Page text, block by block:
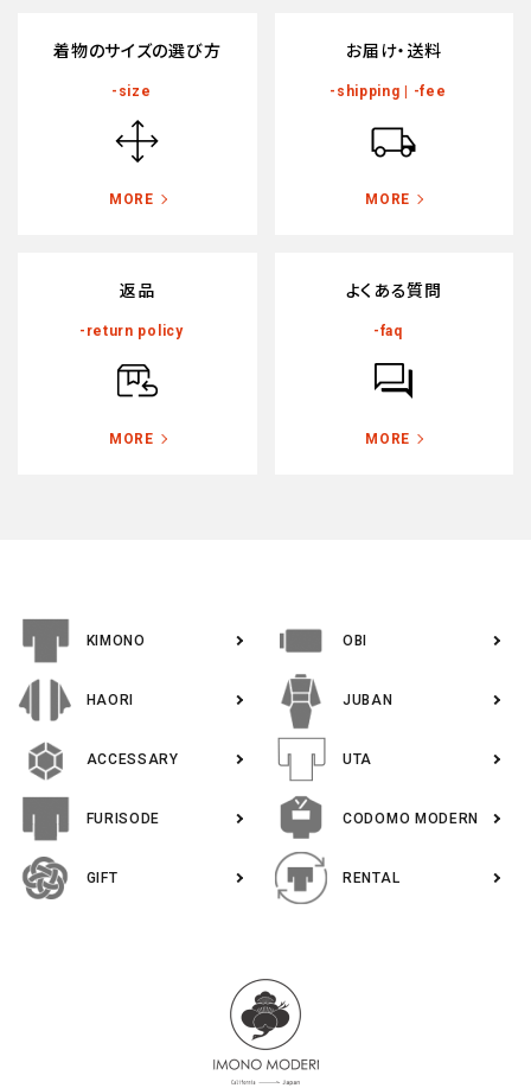
着物のサイズの選び方
-size
MORE
お届け・送料
-shipping | -fee
MORE
返品
-return policy
MORE
よくある質問
-faq
MORE
KIMONO OBI
HAORI JUBAN
ACCESSARY UTA
FURISODE CODOMO MODERN
GIFT RENTAL